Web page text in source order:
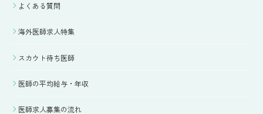
よくある質問
海外医師求人特集
スカウト待ち医師
医師の平均給与・年収
医師求人募集の流れ